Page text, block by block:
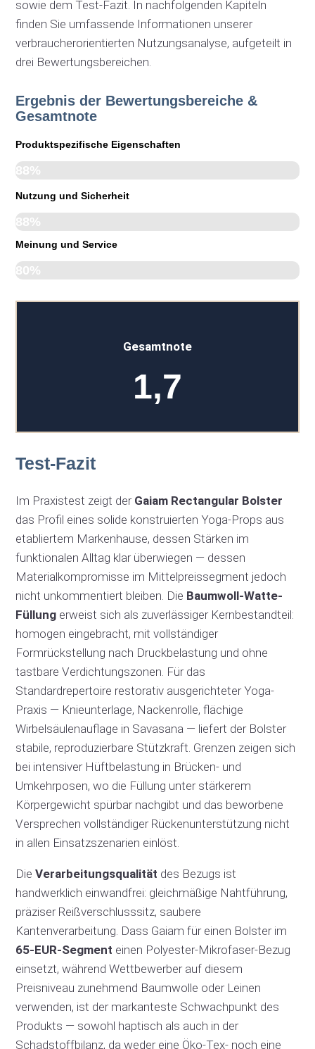
sowie dem Test-Fazit. In nachfolgenden Kapiteln
finden Sie umfassende Informationen unserer
verbraucherorientierten Nutzungsanalyse, aufgeteilt in
drei Bewertungsbereichen.
Ergebnis der Bewertungsbereiche &
Gesamtnote
Produktspezifische Eigenschaften
88%
Nutzung und Sicherheit
88%
Meinung und Service
80%
Gesamtnote
1,7
Test-Fazit
Im Praxistest zeigt der Gaiam Rectangular Bolster
das Profil eines solide konstruierten Yoga-Props aus
etabliertem Markenhause, dessen Stärken im
funktionalen Alltag klar überwiegen — dessen
Materialkompromisse im Mittelpreissegment jedoch
nicht unkommentiert bleiben. Die Baumwoll-Watte-
Füllung erweist sich als zuverlässiger Kernbestandteil:
homogen eingebracht, mit vollständiger
Formrückstellung nach Druckbelastung und ohne
tastbare Verdichtungszonen. Für das
Standardrepertoire restorativ ausgerichteter Yoga-
Praxis — Knieunterlage, Nackenrolle, flächige
Wirbelsäulenauflage in Savasana — liefert der Bolster
stabile, reproduzierbare Stützkraft. Grenzen zeigen sich
bei intensiver Hüftbelastung in Brücken- und
Umkehrposen, wo die Füllung unter stärkerem
Körpergewicht spürbar nachgibt und das beworbene
Versprechen vollständiger Rückenunterstützung nicht
in allen Einsatzszenarien einlöst.
DieVerarbeitungsqualität des Bezugs ist
handwerklich einwandfrei: gleichmäßige Nahtführung,
präziser Reißverschlusssitz, saubere
Kantenverarbeitung. Dass Gaiam für einen Bolster im
65-EUR-Segment einen Polyester-Mikrofaser-Bezug
einsetzt, während Wettbewerber auf diesem
Preisniveau zunehmend Baumwolle oder Leinen
verwenden, ist der markanteste Schwachpunkt des
Produkts — sowohl haptisch als auch in der
Schadstoffbilanz, da weder eine Öko-Tex- noch eine